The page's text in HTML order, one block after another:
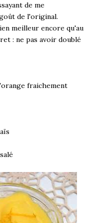
de me
de l'original.
meilleur encore qu'au
: ne pas avoir doublé
fraichement